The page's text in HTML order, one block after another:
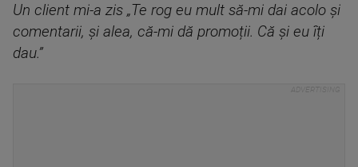
Un client mi-a zis „Te rog eu mult să-mi dai acolo și
comentarii, și alea, că-mi dă promoții. Că și eu îți
dau.”